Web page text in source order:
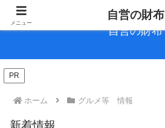
自営の財布
PR
ホーム グルメ等 情報
メニュー
自営の財布